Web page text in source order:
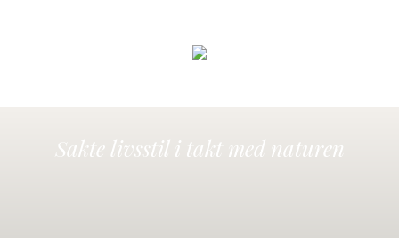
Sakte livsstil i takt med naturen